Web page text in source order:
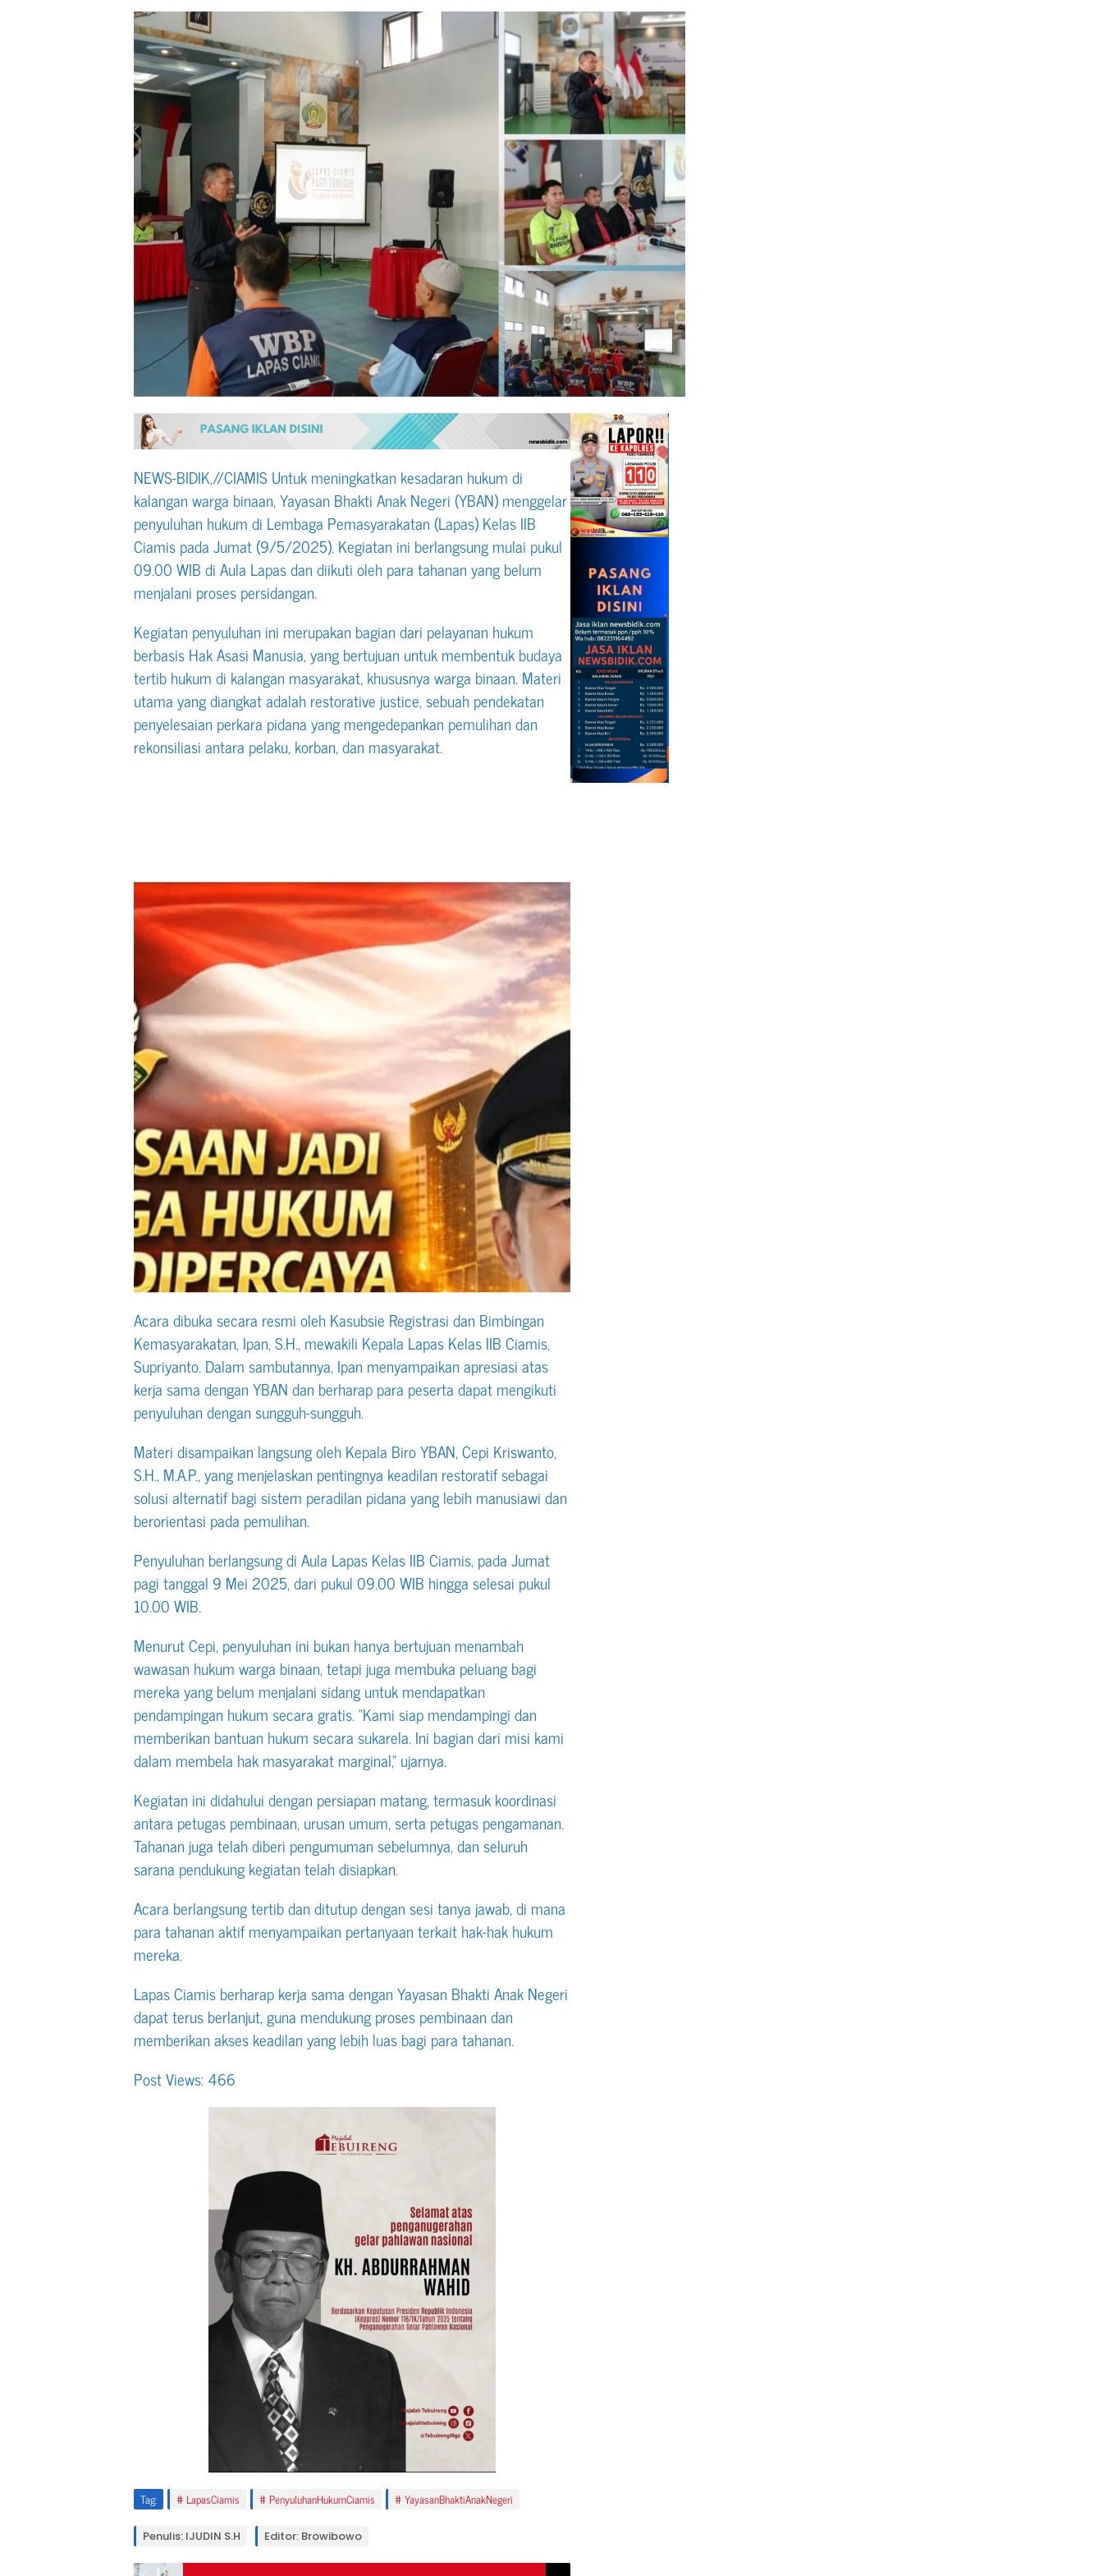
NEWS-BIDIK,//CIAMIS Untuk meningkatkan kesadaran hukum di
kalangan warga binaan, Yayasan Bhakti Anak Negeri (YBAN) menggelar
penyuluhan hukum di Lembaga Pemasyarakatan (Lapas) Kelas IIB
Ciamis pada Jumat (9/5/2025). Kegiatan ini berlangsung mulai pukul
09.00 WIB di Aula Lapas dan diikuti oleh para tahanan yang belum
menjalani proses persidangan.
Kegiatan penyuluhan ini merupakan bagian dari pelayanan hukum
berbasis Hak Asasi Manusia, yang bertujuan untuk membentuk budaya
tertib hukum di kalangan masyarakat, khususnya warga binaan. Materi
utama yang diangkat adalah restorative justice, sebuah pendekatan
penyelesaian perkara pidana yang mengedepankan pemulihan dan
rekonsiliasi antara pelaku, korban, dan masyarakat.
Acara dibuka secara resmi oleh Kasubsie Registrasi dan Bimbingan
Kemasyarakatan, Ipan, S.H., mewakili Kepala Lapas Kelas IIB Ciamis,
Supriyanto. Dalam sambutannya, Ipan menyampaikan apresiasi atas
kerja sama dengan YBAN dan berharap para peserta dapat mengikuti
penyuluhan dengan sungguh-sungguh.
Materi disampaikan langsung oleh Kepala Biro YBAN, Cepi Kriswanto,
S.H., M.A.P., yang menjelaskan pentingnya keadilan restoratif sebagai
solusi alternatif bagi sistem peradilan pidana yang lebih manusiawi dan
berorientasi pada pemulihan.
Penyuluhan berlangsung di Aula Lapas Kelas IIB Ciamis, pada Jumat
pagi tanggal 9 Mei 2025, dari pukul 09.00 WIB hingga selesai pukul
10.00 WIB.
Menurut Cepi, penyuluhan ini bukan hanya bertujuan menambah
wawasan hukum warga binaan, tetapi juga membuka peluang bagi
mereka yang belum menjalani sidang untuk mendapatkan
pendampingan hukum secara gratis. “Kami siap mendampingi dan
memberikan bantuan hukum secara sukarela. Ini bagian dari misi kami
dalam membela hak masyarakat marginal,” ujarnya.
Kegiatan ini didahului dengan persiapan matang, termasuk koordinasi
antara petugas pembinaan, urusan umum, serta petugas pengamanan.
Tahanan juga telah diberi pengumuman sebelumnya, dan seluruh
sarana pendukung kegiatan telah disiapkan.
Acara berlangsung tertib dan ditutup dengan sesi tanya jawab, di mana
para tahanan aktif menyampaikan pertanyaan terkait hak-hak hukum
mereka.
Lapas Ciamis berharap kerja sama dengan Yayasan Bhakti Anak Negeri
dapat terus berlanjut, guna mendukung proses pembinaan dan
memberikan akses keadilan yang lebih luas bagi para tahanan.
Post Views:466
Tag: LapasCiamis PenyuluhanHukumCiamis YayasanBhaktiAnakNegeri
Penulis: IJUDIN S.H Editor: Browibowo